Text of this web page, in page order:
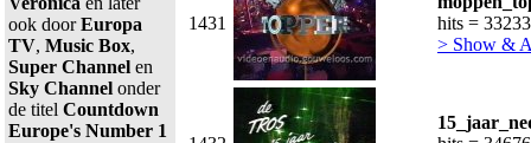
ook doorEuropa
TV, Music Box,
Super Channel en
Sky Channel onder
de titel Countdown
Europe's Number 1
1431
hits = 33233
> Show &